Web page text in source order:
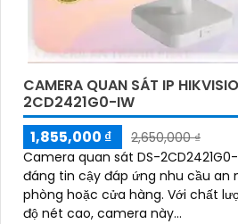
CAMERA QUAN SÁT IP
2CD2421G0-IW
1,855,000 ₫
2,650,000 ₫
Camera quan sát DS-
đáng tin cậy đáp ứng nhu cầu an
phòng hoặc cửa hàng. Với chất lượng hình ảnh Full HD
độ nét cao, camera này...